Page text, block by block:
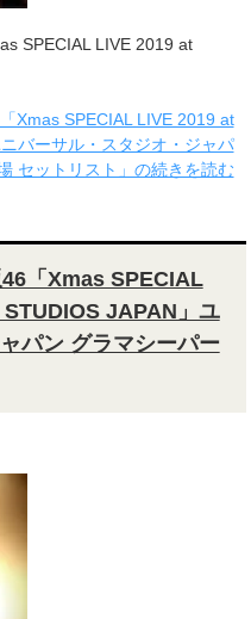
SPECIAL LIVE 2019 at
Xmas SPECIAL LIVE 2019 at
バーサル・スタジオ・ジャパ
セットリスト」の続きを読む
「Xmas SPECIAL
JAPAN」ユ
パン グラマシーパー